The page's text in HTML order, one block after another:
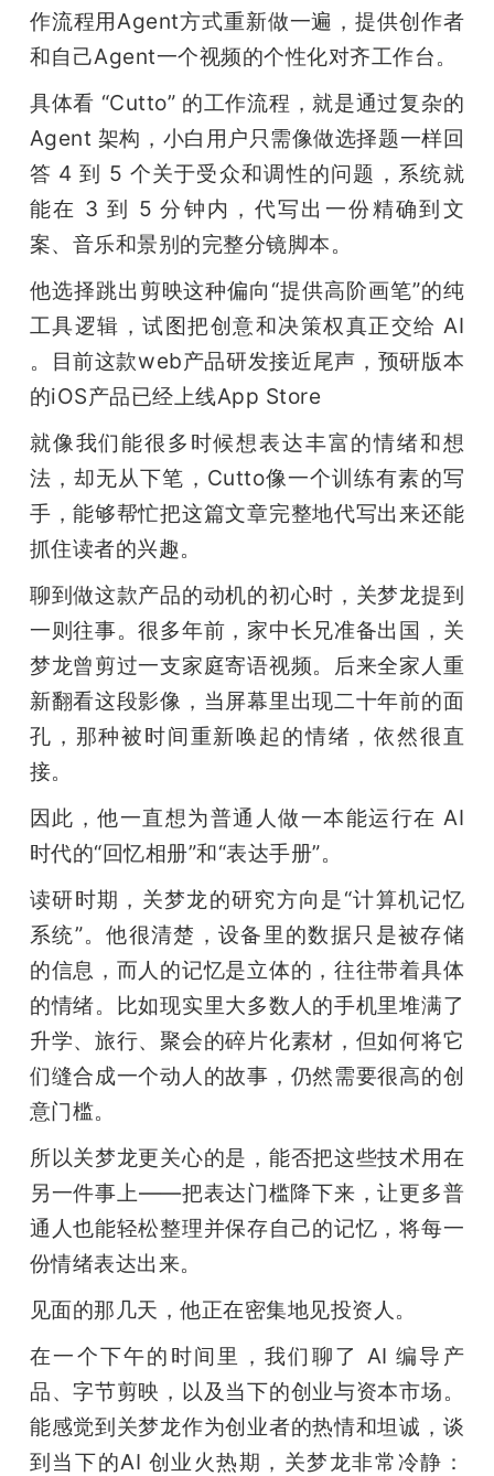
GAIR
专
题
爱
搞
作流程用Agent方式重新做一遍，提供创作者
和自己Agent一个视频的个性化对齐工作台。
具体看 “Cutto” 的工作流程，就是通过复杂的
Agent 架构，小白用户只需像做选择题一样回
答 4 到 5 个关于受众和调性的问题，系统就
能在 3 到 5 分钟内，代写出一份精确到文
案、音乐和景别的完整分镜脚本。
他选择跳出剪映这种偏向“提供高阶画笔”的纯
工具逻辑，试图把创意和决策权真正交给 AI
。目前这款web产品研发接近尾声，预研版本
的iOS产品已经上线App Store
就像我们能很多时候想表达丰富的情绪和想
法，却无从下笔，Cutto像一个训练有素的写
手，能够帮忙把这篇文章完整地代写出来还能
抓住读者的兴趣。
聊到做这款产品的动机的初心时，关梦龙提到
一则往事。很多年前，家中长兄准备出国，关
梦龙曾剪过一支家庭寄语视频。后来全家人重
新翻看这段影像，当屏幕里出现二十年前的面
孔，那种被时间重新唤起的情绪，依然很直
接。
因此，他一直想为普通人做一本能运行在 AI
时代的“回忆相册”和“表达手册”。
读研时期，关梦龙的研究方向是“计算机记忆
系统”。他很清楚，设备里的数据只是被存储
的信息，而人的记忆是立体的，往往带着具体
的情绪。比如现实里大多数人的手机里堆满了
升学、旅行、聚会的碎片化素材，但如何将它
们缝合成一个动人的故事，仍然需要很高的创
意门槛。
所以关梦龙更关心的是，能否把这些技术用在
另一件事上——把表达门槛降下来，让更多普
通人也能轻松整理并保存自己的记忆，将每一
份情绪表达出来。
见面的那几天，他正在密集地见投资人。
在一个下午的时间里，我们聊了 AI 编导产
品、字节剪映，以及当下的创业与资本市场。
能感觉到关梦龙作为创业者的热情和坦诚，谈
到当下的AI 创业火热期，关梦龙非常冷静：